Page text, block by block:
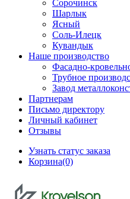
Сорочинск
Шарлык
Ясный
Соль-Илецк
Кувандык
Наше производство
Фасадно-
Трубное
Завод
Партнерам
Письмо директору
Личный кабинет
Отзывы
Узнать статус заказа
Корзина(0)